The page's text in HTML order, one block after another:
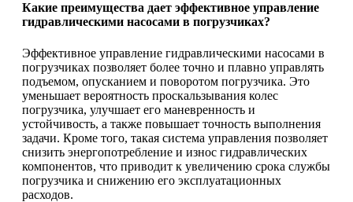
Какие преимущества дает эффективное управление
гидравлическими насосами в погрузчиках?
Эффективное управление гидравлическими насосами в
погрузчиках позволяет более точно и плавно управлять
подъемом, опусканием и поворотом погрузчика. Это
уменьшает вероятность проскальзывания колес
погрузчика, улучшает его маневренность и
устойчивость, а также повышает точность выполнения
задачи. Кроме того, такая система управления позволяет
снизить энергопотребление и износ гидравлических
компонентов, что приводит к увеличению срока службы
погрузчика и снижению его эксплуатационных
расходов.